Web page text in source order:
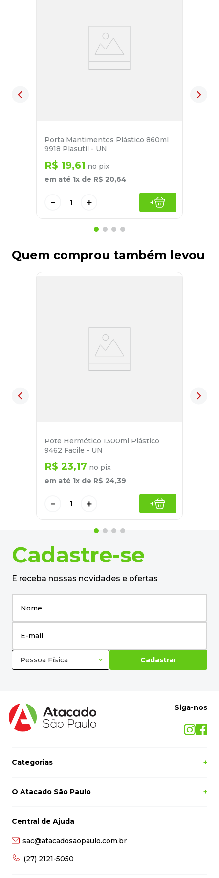
Porta Mantimentos Plástico 860ml
9918 Plasutil - UN
R$ 19,61 no pix
em até 1x de R$ 20,64
＋
－ +
Quem comprou também levou
Pote Hermético 1300ml Plástico
9462 Facile - UN
R$ 23,17 no pix
em até 1x de R$ 24,39
＋
－ +
Cadastre-se
E receba nossas novidades e ofertas
Pessoa Física Cadastrar
Siga-nos
Categorias +
O Atacado São Paulo +
Central de Ajuda
sac@atacadosaopaulo.com.br
(27) 2121-5050